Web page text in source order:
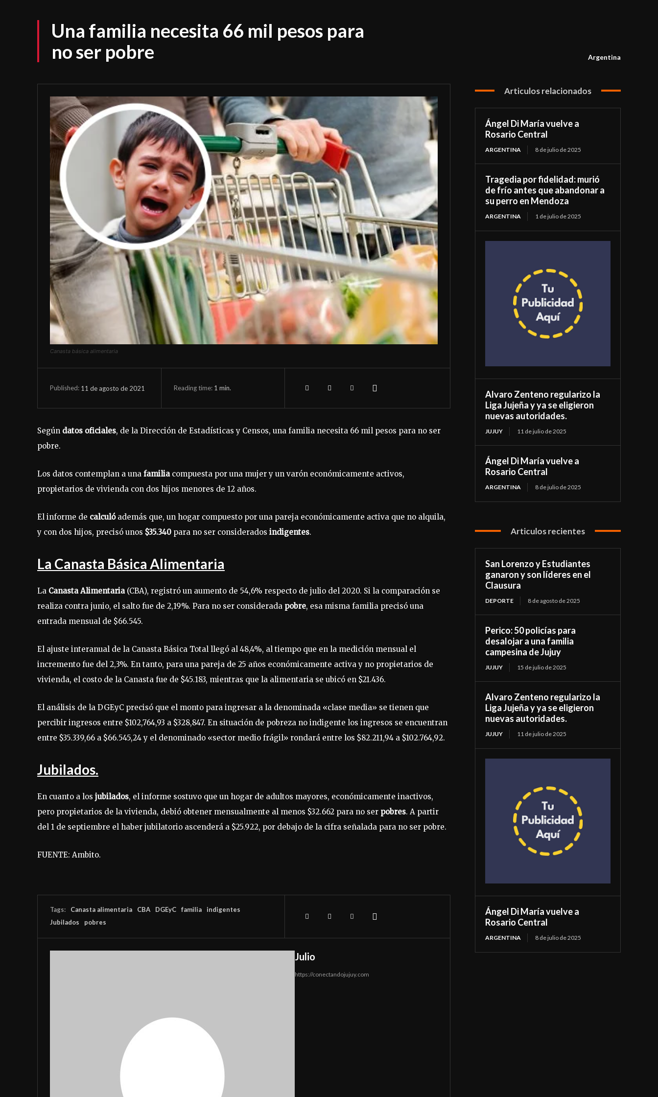
Una familia necesita 66 mil pesos para
no ser pobre
Argentina
Canasta básica alimentaria
Published: 11 de agosto de 2021 Reading time: 1 min.
Según datos oficiales, de la Dirección de Estadísticas y Censos, una familia necesita 66 mil pesos para no ser
pobre.
Los datos contemplan a una familia compuesta por una mujer y un varón económicamente activos,
propietarios de vivienda con dos hijos menores de 12 años.
El informe de calculóademás que, un hogar compuesto por una pareja económicamente activa que no alquila,
y con dos hijos, precisó unos $35.340 para no ser considerados indigentes.
La Canasta Básica Alimentaria
La Canasta Alimentaria(CBA), registró un aumento de 54,6% respecto de julio del 2020. Si la comparación se
realiza contra junio, el salto fue de 2,19%. Para no ser considerada pobre, esa misma familia precisó una
entrada mensual de $66.545.
El ajuste interanual de la Canasta Básica Total llegó al 48,4%, al tiempo que en la medición mensual el
incremento fue del 2,3%. En tanto, para una pareja de 25 años económicamente activa y no propietarios de
vivienda, el costo de la Canasta fue de $45.183, mientras que la alimentaria se ubicó en $21.436.
El análisis de la DGEyC precisó que el monto para ingresar a la denominada «clase media» se tienen que
percibir ingresos entre $102,764,93 a $328,847. En situación de pobreza no indigente los ingresos se encuentran
entre $35.339,66 a $66.545,24 y el denominado «sector medio frágil» rondará entre los $82.211,94 a $102.764,92.
Jubilados.
En cuanto a los jubilados, el informe sostuvo que un hogar de adultos mayores, económicamente inactivos,
pero propietarios de la vivienda, debió obtener mensualmente al menos $32.662 para no ser pobres. A partir
del 1 de septiembre el haber jubilatorio ascenderá a $25.922, por debajo de la cifra señalada para no ser pobre.
FUENTE: Ambito.
Tags: Canasta alimentaria CBA DGEyC familia
indigentes
Jubilados
pobres
Julio
https://conectandojujuy.com
Articulos relacionados
Ángel Di María vuelve a
Rosario Central
ARGENTINA 8 de julio de 2025
Tragedia por fidelidad: murió
de frío antes que abandonar a
su perro en Mendoza
ARGENTINA 1 de julio de 2025
Alvaro Zenteno regularizo la
Liga Jujeña y ya se eligieron
nuevas autoridades.
JUJUY 11 de julio de 2025
Ángel Di María vuelve a
Rosario Central
ARGENTINA 8 de julio de 2025
Articulos recientes
San Lorenzo y Estudiantes
ganaron y son líderes en el
Clausura
DEPORTE 8 de agosto de 2025
Perico: 50 policías para
desalojar a una familia
campesina de Jujuy
JUJUY 15 de julio de 2025
Alvaro Zenteno regularizo la
Liga Jujeña y ya se eligieron
nuevas autoridades.
JUJUY 11 de julio de 2025
Ángel Di María vuelve a
Rosario Central
ARGENTINA 8 de julio de 2025